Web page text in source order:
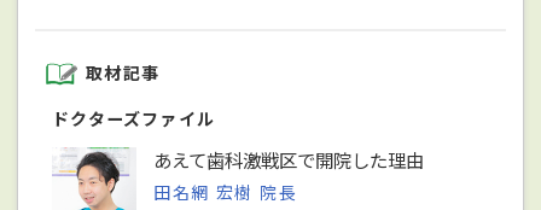
取材記事
ドクターズファイル
あえて歯科激戦区で開院した理由
田名網 宏樹 院長